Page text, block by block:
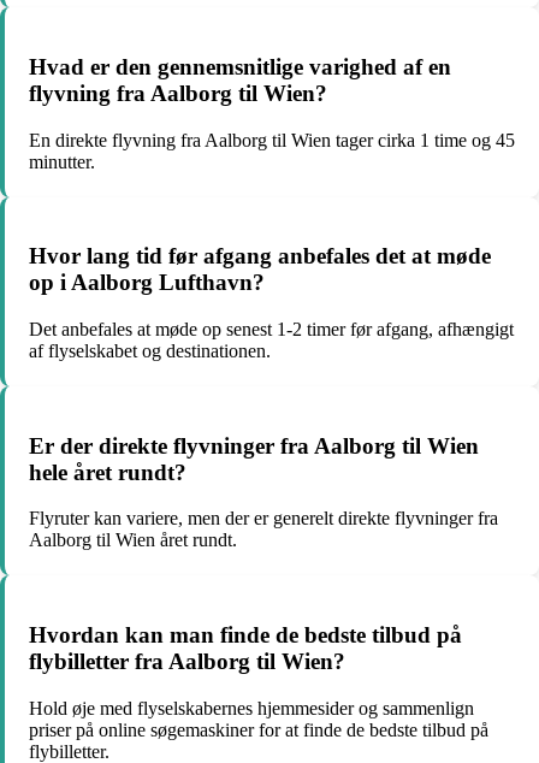
Hvad er den gennemsnitlige varighed af en
flyvning fra Aalborg til Wien?
En direkte flyvning fra Aalborg til Wien tager cirka 1 time og 45
minutter.
Hvor lang tid før afgang anbefales det at møde
op i Aalborg Lufthavn?
Det anbefales at møde op senest 1-2 timer før afgang, afhængigt
af flyselskabet og destinationen.
Er der direkte flyvninger fra Aalborg til Wien
hele året rundt?
Flyruter kan variere, men der er generelt direkte flyvninger fra
Aalborg til Wien året rundt.
Hvordan kan man finde de bedste tilbud på
flybilletter fra Aalborg til Wien?
Hold øje med flyselskabernes hjemmesider og sammenlign
priser på online søgemaskiner for at finde de bedste tilbud på
flybilletter.